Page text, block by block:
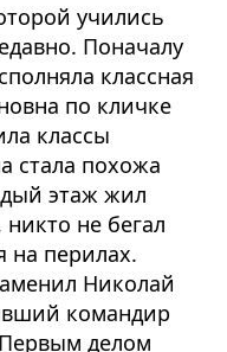
учились
Поначалу
классная
по кличке
классы
стала похожа
этаж жил
не бегал
на перилах.
Николай
командир
делом